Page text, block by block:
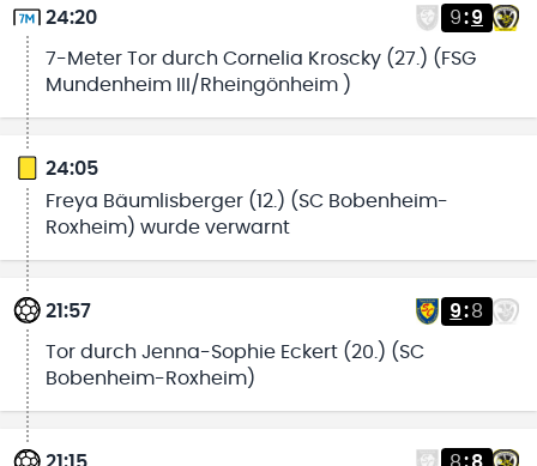
24:20 9:9
7-Meter Tor durch Cornelia Kroscky (27.) (FSG
Mundenheim III/Rheingönheim )
24:05
Freya Bäumlisberger (12.) (SC Bobenheim-
Roxheim) wurde verwarnt
21:57 9:8
Tor durch Jenna-Sophie Eckert (20.) (SC
Bobenheim-Roxheim)